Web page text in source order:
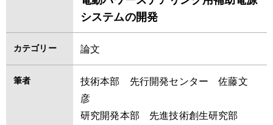
システムの開発
カテゴリー 論文
筆者
技術本部 先行開発センター 佐藤文
彦
研究開発本部 先進技術創生研究部